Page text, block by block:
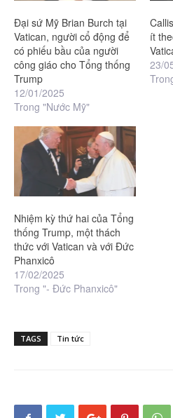
Đại sứ Mỹ Brian Burch tại
Vatican, người cổ động để
có phiếu bầu của người
công giáo cho Tổng thống
Trump
12/01/2025
Trong "Nước Mỹ"
ít
23/
Nhiệm kỳ thứ hai của Tổng
thống Trump, một thách
thức với Vatican và với Đức
Phanxicô
17/02/2025
Trong "- Đức Phanxicô"
TAGS Tin tức